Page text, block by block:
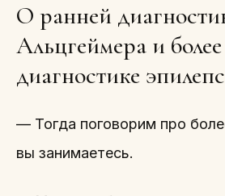
О ранней
Альцгеймера и
диагностике
— Тогда поговорим про
вы занимаетесь.